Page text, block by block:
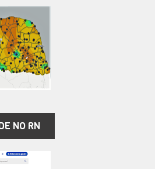
NO RN